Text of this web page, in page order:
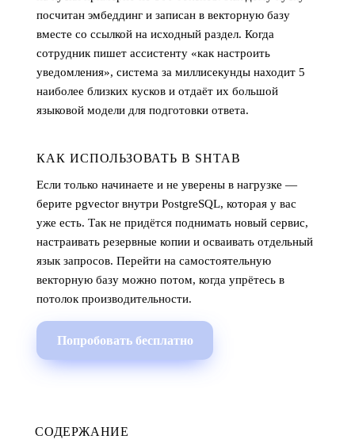
посчитан эмбеддинг и записан в векторную базу
вместе со ссылкой на исходный раздел. Когда
сотрудник пишет ассистенту «как настроить
уведомления», система за миллисекунды находит 5
наиболее близких кусков и отдаёт их большой
языковой модели для подготовки ответа.
КАК ИСПОЛЬЗОВАТЬ В SHTAB
Если только начинаете и не уверены в нагрузке —
берите pgvector внутри PostgreSQL, которая у вас
уже есть. Так не придётся поднимать новый сервис,
настраивать резервные копии и осваивать отдельный
язык запросов. Перейти на самостоятельную
векторную базу можно потом, когда упрётесь в
потолок производительности.
Попробовать бесплатно
СОДЕРЖАНИЕ